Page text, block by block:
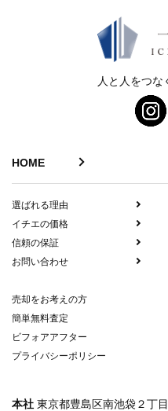
人と人をつな
HOME
選ばれる理由
イチエの価格
信頼の保証
お問い合わせ
売却をお考えの方
簡単無料査定
ビフォアアフター
プライバシーポリシー
本社 東京都豊島区南池袋２丁